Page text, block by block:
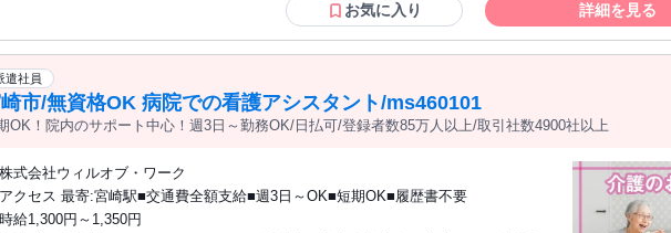
お気に入り 詳細を見る
遣社員
市/無資格OK 病院での看護アシスタント/ms460101
OK！院内のサポート中心！週3日～勤務OK/日払可/登録者数85万人以上/取引社数4900社以上
株式会社ウィルオブ・ワーク
アクセス 最寄:宮崎駅■交通費全額支給■週3日～OK■短期OK■履歴書不要
時給1,300円～1,350円